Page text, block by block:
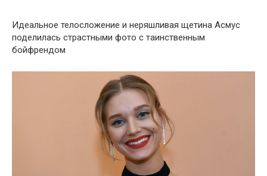
Идеальное телосложение и неряшливая щетина Асмус
поделилась страстными фото с таинственным
бойфрендом